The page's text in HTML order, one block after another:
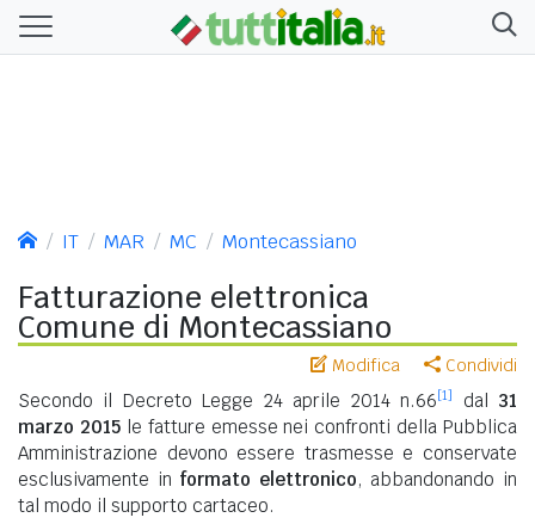
IT MAR MC Montecassiano
Fatturazione elettronica
Comune di Montecassiano
Modifica Condividi
Secondo il Decreto Legge 24 aprile 2014 n.66[1] dal 31
marzo 2015le fatture emesse nei confronti della Pubblica
Amministrazione devono essere trasmesse e conservate
esclusivamente in formato elettronico, abbandonando in
tal modo il supporto cartaceo.